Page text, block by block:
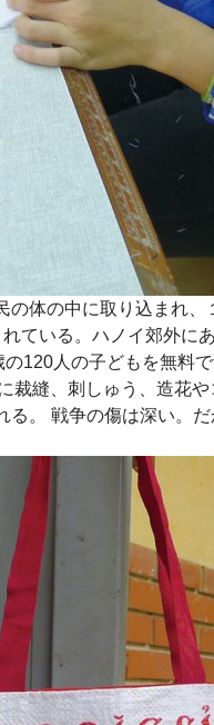
体の中に取り込まれ
ている。ハノイ郊外に
120人の子どもを無料
裁縫、刺しゅう、造花
。 戦争の傷は深い。